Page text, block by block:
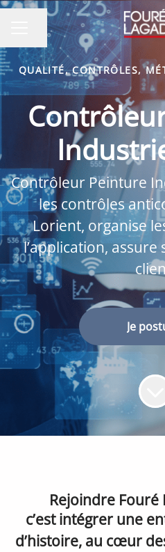
MENU CARRIÈRE
Partager la page
QUALITÉ, CONTRÔLES,
Contrôleur Peinture
les contrôles
Lorient, organise
l’application,
Je
Rejoindre Fouré
c’est intégrer une
d’histoire, au cœur